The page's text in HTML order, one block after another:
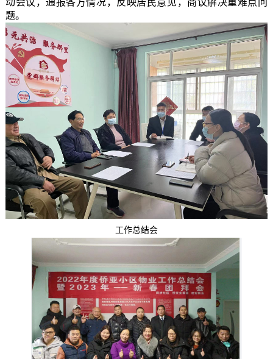
动会议，通报各方情况，反映居民意见，商议解决重难点问
题。
工作总结会